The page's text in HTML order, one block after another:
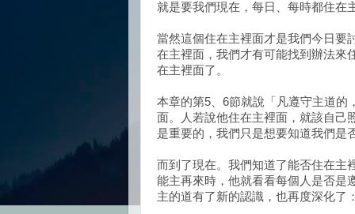
就是要我們現在，每日、每時都住在
當然這個住在主裡面才是我們今日要
在主裡面，我們才有可能找到辦法來
在主裡面了。
本章的第5、6節就說「凡遵守主道的
面。人若說他住在主裡面，就該自己
是重要的，我們只是想要知道我們是
而到了現在。我們知道了能否住在主
能主再來時，他就看看每個人是否是
主的道有了新的認識，也再度深化了